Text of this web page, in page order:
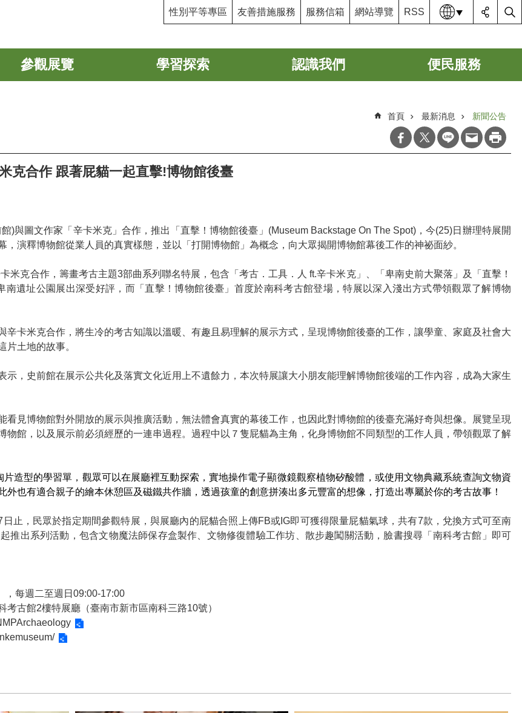
性別平等專區 友善措施服務 服務信箱 網站導覽 RSS 語系
參觀展覽 學習探索 認識我們 便民服務
首頁 最新消息 新聞公告
克合作 跟著屁貓一起直擊!博物館後臺
)與圖文作家「辛卡米克」合作，推出「直擊！博物館後臺」(Museum Backstage On The Spot)，今(25)日辦理特展開
，演釋博物館從業人員的真實樣態，並以「打開博物館」為概念，向大眾揭開博物館幕後工作的神祕面紗。
米克合作，籌畫考古主題3部曲系列聯名特展，包含「考古．工具．人 ft.辛卡米克」、「卑南史前大聚落」及「直擊！
南遺址公園展出深受好評，而「直擊！博物館後臺」首度於南科考古館登場，特展以深入淺出方式帶領觀眾了解博物
辛卡米克合作，將生冷的考古知識以溫暖、有趣且易理解的展示方式，呈現博物館後臺的工作，讓學童、家庭及社會大
片土地的故事。
示，史前館在展示公共化及落實文化近用上不遺餘力，本次特展讓大小朋友能理解博物館後端的工作內容，成為大家生
看見博物館對外開放的展示與推廣活動，無法體會真實的幕後工作，也因此對博物館的後臺充滿好奇與想像。展覽呈現
物館，以及展示前必須經歷的一連串過程。過程中以７隻屁貓為主角，化身博物館不同類型的工作人員，帶領觀眾了解
片造型的學習單，觀眾可以在展廳裡互動探索，實地操作電子顯微鏡觀察植物矽酸體，或使用文物典藏系統查詢文物資
外也有適合親子的繪本休憩區及磁鐵共作牆，透過孩童的創意拼湊出多元豐富的想像，打造出專屬於你的考古故事！
止，民眾於指定期間參觀特展，與展廳內的屁貓合照上傳FB或IG即可獲得限量屁貓氣球，共有7款，兌換方式可至南
推出系列活動，包含文物魔法師保存盒製作、文物修復體驗工作坊、散步趣闖關活動，臉書搜尋「南科考古館」即可
，每週二至週日09:00-17:00
古館2樓特展廳（臺南市新市區南科三路10號）